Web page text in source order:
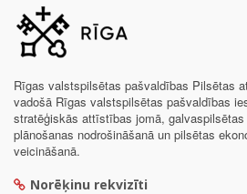
Rīgas valstspilsētas pašvaldības Pilsētas
vadošā Rīgas valstspilsētas pašvaldības
stratēģiskās attīstības jomā,
plānošanas nodrošināšanā un pilsētas
veicināšanā.
Norēķinu rekvizīti